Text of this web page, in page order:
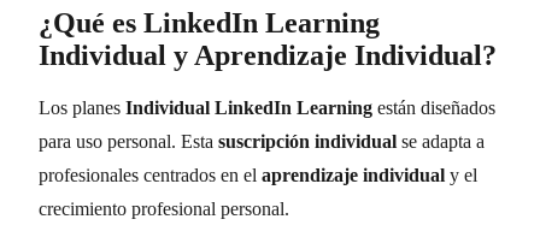
¿Qué es LinkedIn Learning
Individual y Aprendizaje Individual?
Los planes Individual LinkedIn Learning están diseñados
para uso personal. Esta suscripción individual se adapta a
profesionales centrados en el aprendizaje individual y el
crecimiento profesional personal.